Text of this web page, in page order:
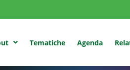
Tematiche Agenda